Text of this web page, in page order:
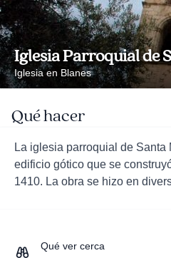
Iglesia Parroquial de
Iglesia en Blanes
Qué hacer
La iglesia parroquial de Santa
edificio gótico que se
1410. La obra se hizo en
Qué ver cerca